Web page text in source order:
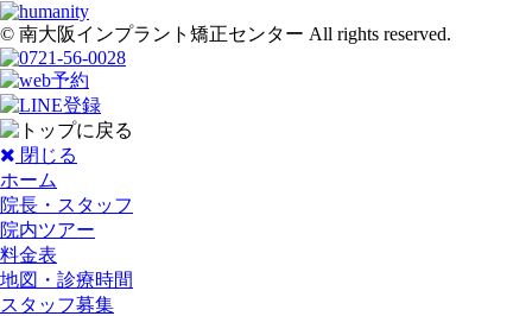
© 南大阪インプラント矯正センター All rights reserved.
閉じる
ホーム
院長・スタッフ
院内ツアー
料金表
地図・診療時間
スタッフ募集